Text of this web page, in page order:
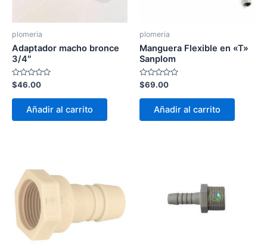
plomeria
Adaptador macho bronce
3/4″
Valorado
con
0
$46.00
Añadir al carrito
plomeria
Manguera Flexible en «T»
Sanplom
Valorado
con
0
$69.00
Añadir al carrito